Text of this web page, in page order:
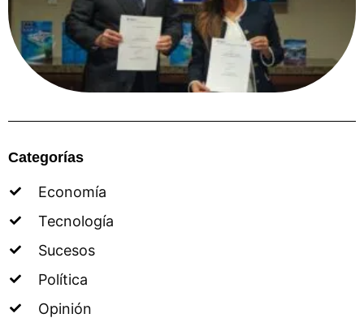
Categorías
Economía
Tecnología
Sucesos
Política
Opinión